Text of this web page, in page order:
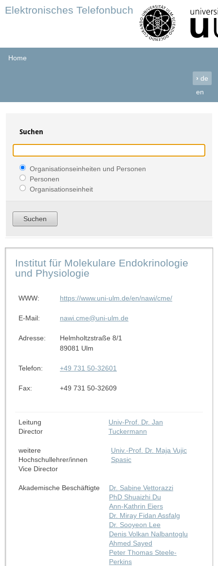
Elektronisches Telefonbuch
Home
› de
en
Suchen
Organisationseinheiten und Personen
Personen
Organisationseinheit
Institut für Molekulare Endokrinologie
und Physiologie
WWW: https://www.uni-ulm.de/en/nawi/cme/
E-Mail: nawi.cme@uni-ulm.de
Adresse:
Helmholtzstraße 8/1
89081 Ulm
Telefon: +49 731 50-32601
Fax: +49 731 50-32609
Leitung
Director
Univ-Prof. Dr. Jan
Tuckermann
weitere
Hochschullehrer/innen
Vice Director
Univ.-Prof. Dr. Maja Vujic
Spasic
Akademische Beschäftigte
Dr. Sabine Vettorazzi
PhD Shuaizhi Du
Ann-Kathrin Eiers
Dr. Miray Fidan Assfalg
Dr. Sooyeon Lee
Denis Volkan Nalbantoglu
Ahmed Sayed
Peter Thomas Steele-
Perkins